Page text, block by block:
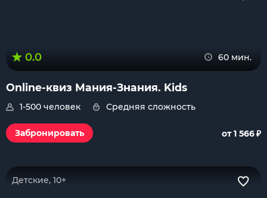
0.0 60 мин.
Online-квиз Мания-Знания. Kids
1-500 человек Средняя сложность
Забронировать от 1 566₽
Детские, 10+